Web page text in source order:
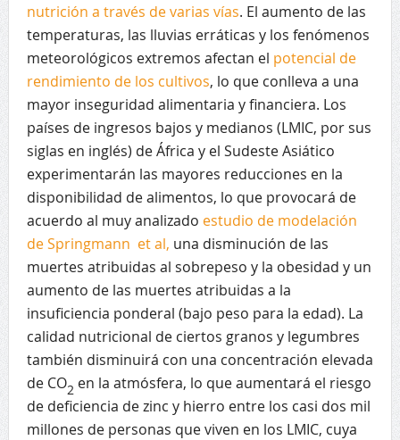
nutrición a través de varias vías. El aumento de las
temperaturas, las lluvias erráticas y los fenómenos
meteorológicos extremos afectan el potencial de
rendimiento de los cultivos, lo que conlleva a una
mayor inseguridad alimentaria y financiera. Los
países de ingresos bajos y medianos (LMIC, por sus
siglas en inglés) de África y el Sudeste Asiático
experimentarán las mayores reducciones en la
disponibilidad de alimentos, lo que provocará de
acuerdo al muy analizado estudio de modelación
de Springmann et al, una disminución de las
muertes atribuidas al sobrepeso y la obesidad y un
aumento de las muertes atribuidas a la
insuficiencia ponderal (bajo peso para la edad). La
calidad nutricional de ciertos granos y legumbres
también disminuirá con una concentración elevada
de CO2 en la atmósfera, lo que aumentará el riesgo
de deficiencia de zinc y hierro entre los casi dos mil
millones de personas que viven en los LMIC, cuya